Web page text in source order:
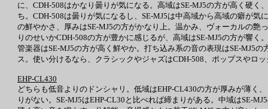
に、CDH-508はかなり曇りが気になる。高域はSE-MJ5の方が高く硬
ち。CDH-508は曇りが気になるし、SE-MJ5は中高域から高域の癖が
の鮮やかさ、厚みはSE-MJ5の方がかなり上。温かみ、ヴォーカルの艶
りのせいかCDH-508の方が豊かに感じるが、高域はSE-MJ5の方が響
管楽器はSE-MJ5の方が高く鮮やか。打ち込み系の音の表現はSE-MJ5
ス。使い分けるなら、クラシックやジャズはCDH-508、ポップスやロッ
EHP-CL430
どちらも低音よりのドンシャリ。低域はEHP-CL430の方が厚みが薄く
りがない。SE-MJ5はEHP-CL30と比べれば締まりがある。中域はSE-